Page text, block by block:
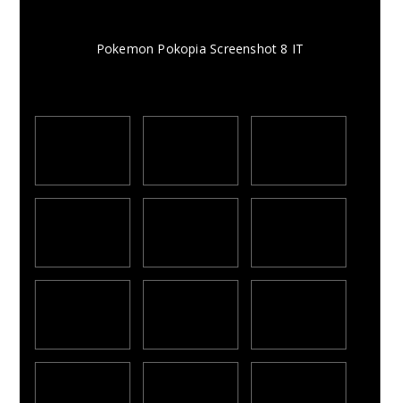
Pokemon Pokopia Screenshot 8 IT